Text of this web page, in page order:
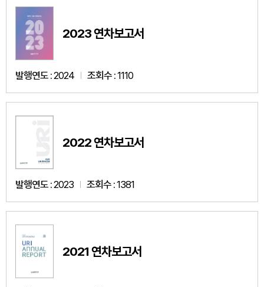
2023 연차보고서
발행연도 :2024 조회수 :1110
2022 연차보고서
발행연도 :2023 조회수 :1381
2021 연차보고서